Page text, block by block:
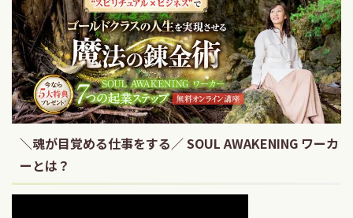
＼魂が目覚める仕事をする／ SOUL AWAKENING ワーカ
ーとは？